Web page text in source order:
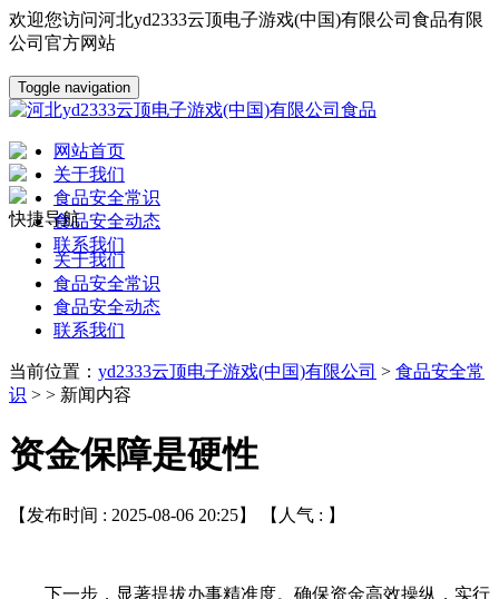
欢迎您访问河北yd2333云顶电子游戏(中国)有限公司食品有限
公司官方网站
Toggle navigation
网站首页
关于我们
食品安全常识
食品安全动态
联系我们
快捷导航
关于我们
食品安全常识
食品安全动态
联系我们
当前位置： yd2333云顶电子游戏(中国)有限公司 > 食品安全常
识 > > 新闻内容
资金保障是硬性
【发布时间 : 2025-08-06 20:25】 【人气 : 】
下一步，显著提拔办事精准度。确保资金高效操纵，实行